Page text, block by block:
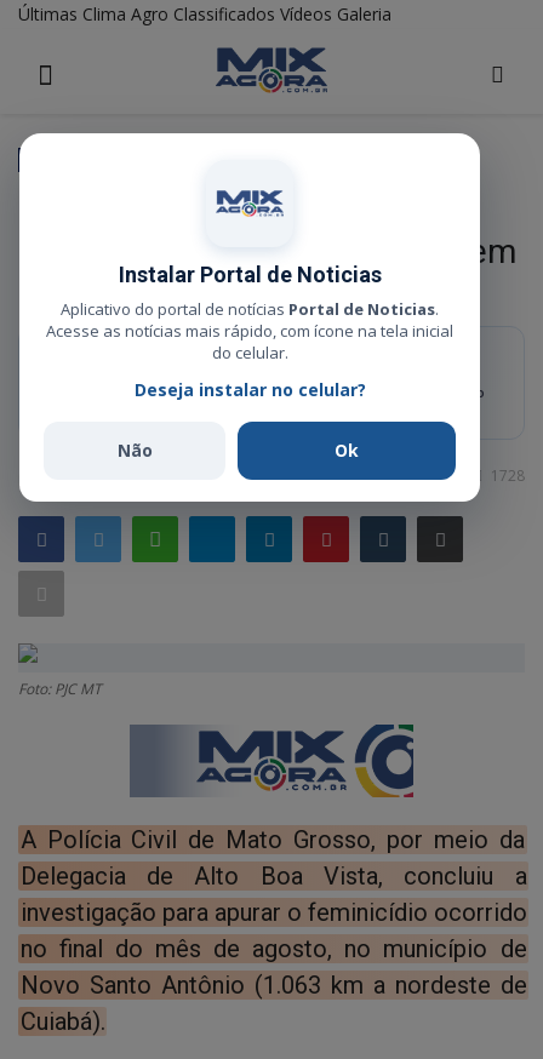
Últimas Clima Agro Classificados Vídeos Galeria
CLIMA
GALERIA
MUSICA
GERAL
SAÚDE
CIDADE
RÁDIO AO VIVO
QUEM SOMOS
CONTATO
MIX AGORA TV
CONECTE-SE
Instalar Portal de Noticias
Aplicativo do portal de notícias Portal de Noticias.
Acesse as notícias mais rápido, com ícone na tela inicial
do celular.
Deseja instalar no celular?
Não Ok
Polícia Civil de Alto Boa Vista
conclui inquérito e indicia homem
por feminicídio majorado
A vítima foi morta no dia 28 de agosto, dentro de sua residência, no
Set 18, 2025 1728
Foto: PJC MT
A Polícia Civil de Mato Grosso, por meio da
Delegacia de Alto Boa Vista, concluiu a
investigação para apurar o feminicídio ocorrido
no final do mês de agosto, no município de
Novo Santo Antônio (1.063 km a nordeste de
Cuiabá).